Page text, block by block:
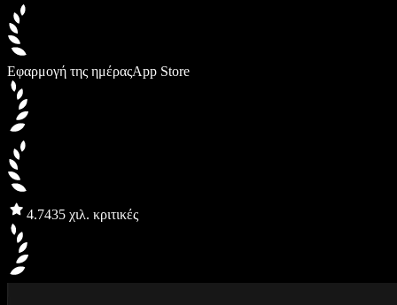
Εφαρμογή της ημέραςApp Store
4.7435 χιλ. κριτικές